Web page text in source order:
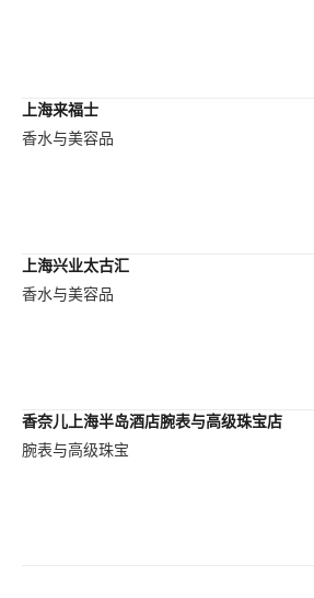
上海来福士
香水与美容品
上海兴业太古汇
香水与美容品
香奈儿上海半岛酒店腕表与高级珠宝店
腕表与高级珠宝